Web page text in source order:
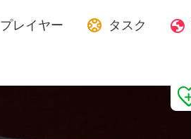
プレイヤー タスク